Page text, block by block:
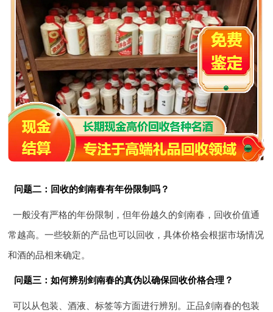
问题二：回收的剑南春有年份限制吗？
一般没有严格的年份限制，但年份越久的剑南春，回收价值通
常越高。一些较新的产品也可以回收，具体价格会根据市场情况
和酒的品相来确定。
问题三：如何辨别剑南春的真伪以确保回收价格合理？
可以从包装、酒液、标签等方面进行辨别。正品剑南春的包装